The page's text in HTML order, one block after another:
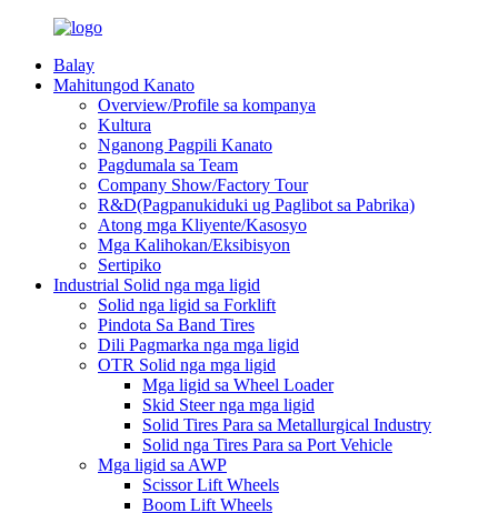
Balay
Mahitungod Kanato
Overview/Profile sa kompanya
Kultura
Nganong Pagpili Kanato
Pagdumala sa Team
Company Show/Factory Tour
R&D(Pagpanukiduki ug Paglibot sa Pabrika)
Atong mga Kliyente/Kasosyo
Mga Kalihokan/Eksibisyon
Sertipiko
Industrial Solid nga mga ligid
Solid nga ligid sa Forklift
Pindota Sa Band Tires
Dili Pagmarka nga mga ligid
OTR Solid nga mga ligid
Mga ligid sa Wheel Loader
Skid Steer nga mga ligid
Solid Tires Para sa Metallurgical Industry
Solid nga Tires Para sa Port Vehicle
Mga ligid sa AWP
Scissor Lift Wheels
Boom Lift Wheels